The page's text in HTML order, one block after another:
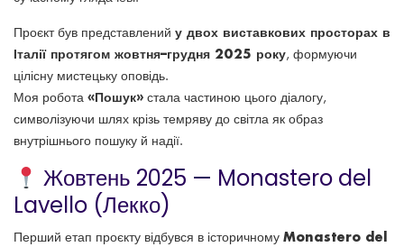
Проєкт був представлений у двох виставкових просторах в
Італії протягом жовтня–грудня 2025 року, формуючи
цілісну мистецьку оповідь.
Моя робота «Пошук» стала частиною цього діалогу,
символізуючи шлях крізь темряву до світла як образ
внутрішнього пошуку й надії.
Жовтень 2025 — Monastero del
Lavello (Лекко)
Перший етап проєкту відбувся в історичному Monastero del